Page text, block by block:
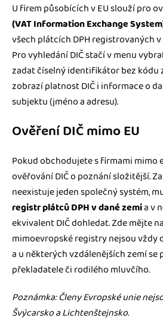
U firem působících v EU slouží pro
(VAT Information Exchange
všech plátcích DPH registrovaných
Pro vyhledání DIČ stačí v menu
zadat číselný identifikátor bez kódu
zobrazí platnost DIČ i informace o
subjektu (jméno a adresu).
Ověření DIČ mimo EU
Pokud obchodujete s firmami mimo
ověřování DIČ o poznání složitější.
neexistuje jeden společný systém,
registr plátců DPH v dané zemia v
ekvivalent DIČ dohledat. Zde mějte
mimoevropské registry nejsou vždy
a u některých vzdálenějších zemí
překladatele či rodilého mluvčího.
Poznámka: Členy Evropské unie
Švýcarsko a Lichtenštejnsko.